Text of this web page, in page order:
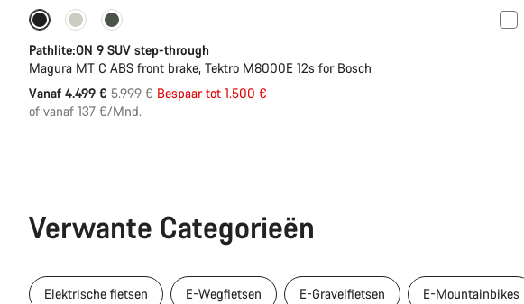
-25%
Pathlite:ON 9 SUV step-through
Magura MT C ABS front brake, Tektro M8000E 12s for Bosch
Vanaf 4.499 € Originele
Prijs
5.999 € Bespaar tot 1.500 €
of vanaf 137 €/Mnd.
Verwante Categorieën
Elektrische fietsen E-Wegfietsen E-Gravelfietsen E-Mountainbikes